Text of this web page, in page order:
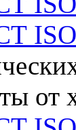
от